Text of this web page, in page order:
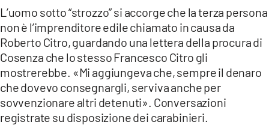
L’uomo sotto “strozzo” si accorge che la terza persona
non è l’imprenditore edile chiamato in causa da
Roberto Citro, guardando una lettera della procura di
Cosenza che lo stesso Francesco Citro gli
mostrerebbe. «Mi aggiungeva che, sempre il denaro
che dovevo consegnargli, serviva anche per
sovvenzionare altri detenuti». Conversazioni
registrate su disposizione dei carabinieri.